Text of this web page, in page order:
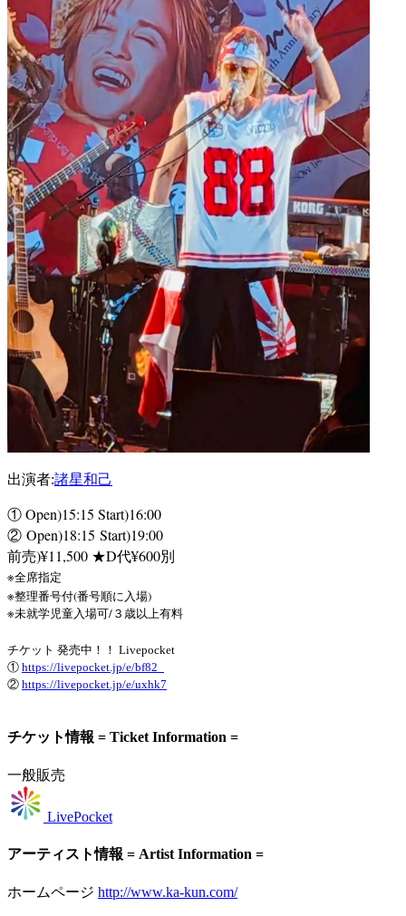
出演者:諸星和己
① Open)15:15 Start)16:00
② Open)18:15 Start)19:00
前売)¥11,500 ★D代¥600別
※全席指定
※整理番号付(番号順に入場)
※未就学児童入場可/３歳以上有料
チケット 発売中！！ Livepocket
① https://livepocket.jp/e/bf82_
② https://livepocket.jp/e/uxhk7
チケット情報 = Ticket Information =
一般販売
LivePocket
アーティスト情報 = Artist Information =
ホームページ http://www.ka-kun.com/